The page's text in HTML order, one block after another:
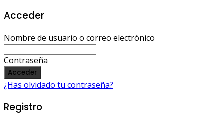
Acceder
Nombre de usuario o correo electrónico
Contraseña
Acceder
¿Has olvidado tu contraseña?
Registro